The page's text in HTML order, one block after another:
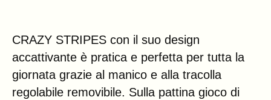
CRAZY STRIPES con il suo design
accattivante è pratica e perfetta per tutta la
giornata grazie al manico e alla tracolla
regolabile removibile. Sulla pattina gioco di